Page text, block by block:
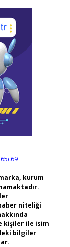
kurum
niteliği
kişiler ile isim
bilgiler